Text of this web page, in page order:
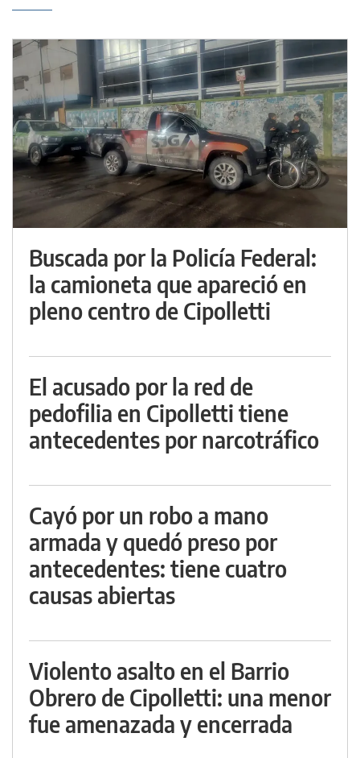
Buscada por la Policía Federal:
la camioneta que apareció en
pleno centro de Cipolletti
El acusado por la red de
pedofilia en Cipolletti tiene
antecedentes por narcotráfico
Cayó por un robo a mano
armada y quedó preso por
antecedentes: tiene cuatro
causas abiertas
Violento asalto en el Barrio
Obrero de Cipolletti: una menor
fue amenazada y encerrada